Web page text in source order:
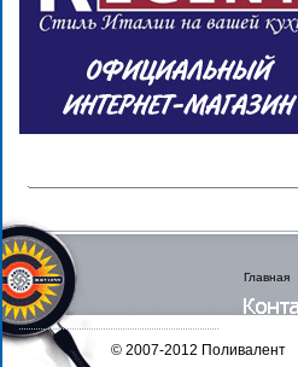
Главная
© 2007-2012 Поливалент